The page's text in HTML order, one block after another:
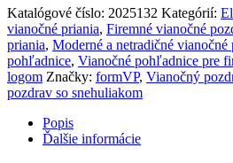
Katalógové číslo: 2025132 Kategórií:
vianočné priania, Firemné vianočné
priania, Moderné a netradičné vianočné
pohľadnice, Vianočné pohľadnice pre
logom Značky: formVP, Vianočný
pozdrav so snehuliakom
Popis
Ďalšie informácie